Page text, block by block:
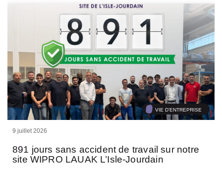
VIE D'ENTREPRISE
9 juillet 2026
891 jours sans accident de travail sur notre
site WIPRO LAUAK L’Isle-Jourdain